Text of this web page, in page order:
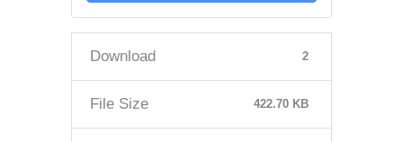
Download 2
File Size 422.70 KB